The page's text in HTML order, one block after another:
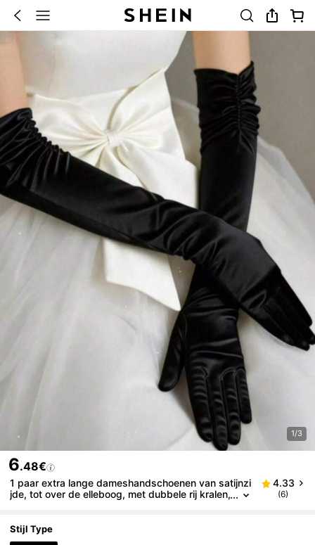
1/3
6.48€
1 paar extra lange dameshandschoenen van satijnzi
jde, tot over de elleboog, met dubbele rij kralen,
4.33
(6)
Stijl Type